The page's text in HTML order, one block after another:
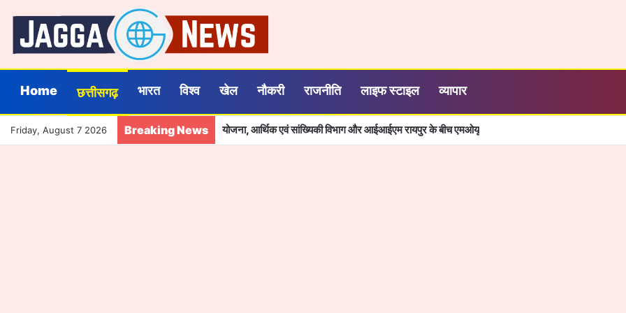
Home छत्तीसगढ़ भारत विश्व खेल नौकरी राजनीति लाइफ स्टाइल व्यापार
Friday, August 7 2026 Breaking News योजना, आर्थिक एवं सांख्यिकी विभाग और आईआईएम रायपुर के बीच एमओयू